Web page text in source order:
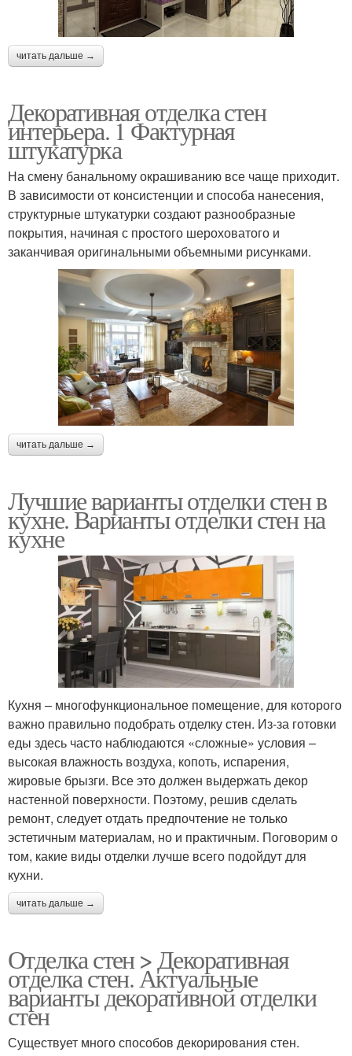
читать дальше →
Декоративная отделка стен
интерьера. 1 Фактурная
штукатурка
На смену банальному окрашиванию все чаще приходит.
В зависимости от консистенции и способа нанесения,
структурные штукатурки создают разнообразные
покрытия, начиная с простого шероховатого и
заканчивая оригинальными объемными рисунками.
читать дальше →
Лучшие варианты отделки стен в
кухне. Варианты отделки стен на
кухне
Кухня – многофункциональное помещение, для которого
важно правильно подобрать отделку стен. Из-за готовки
еды здесь часто наблюдаются «сложные» условия –
высокая влажность воздуха, копоть, испарения,
жировые брызги. Все это должен выдержать декор
настенной поверхности. Поэтому, решив сделать
ремонт, следует отдать предпочтение не только
эстетичным материалам, но и практичным. Поговорим о
том, какие виды отделки лучше всего подойдут для
кухни.
читать дальше →
Отделка стен > Декоративная
отделка стен. Актуальные
варианты декоративной отделки
стен
Существует много способов декорирования стен.